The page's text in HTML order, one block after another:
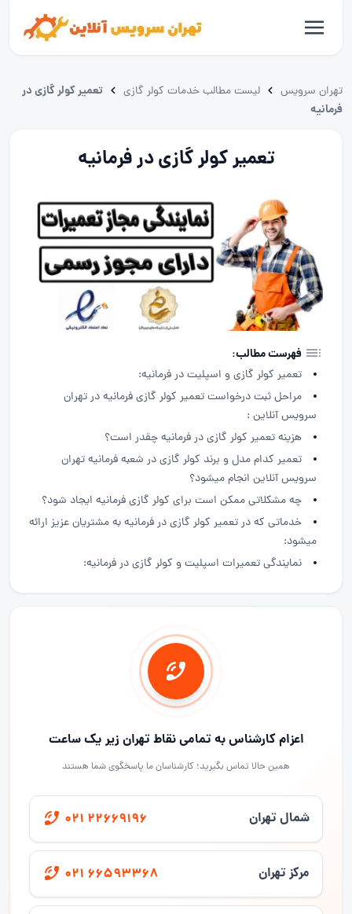
تهران سرویس لیست مطالب خدمات کولر گازی
تعمیر کولر گازی در
فرمانیه
تعمیر کولر گازی در فرمانیه
فهرست مطالب:
تعمیر کولر گازی و اسپلیت در فرمانیه:
مراحل ثبت درخواست تعمیر کولر گازی فرمانیه در تهران
سرویس آنلاین :
هزینه تعمیر کولر گازی در فرمانیه چقدر است؟
تعمیر کدام مدل و برند کولر گازی در شعبه فرمانیه تهران
سرویس آنلاین انجام میشود؟
چه مشکلاتی ممکن است برای کولر گازی فرمانیه ایجاد شود؟
خدماتی که در تعمیر کولر گازی در فرمانیه به مشتریان عزیز ارائه
میشود:
نمایندگی تعمیرات اسپلیت و کولر گازی در فرمانیه:
اعزام کارشناس به تمامی نقاط تهران زیر یک ساعت
همین حالا تماس بگیرید؛ کارشناسان ما پاسخگوی شما هستند
شمال تهران 021 22669196
مرکز تهران 021 66593368